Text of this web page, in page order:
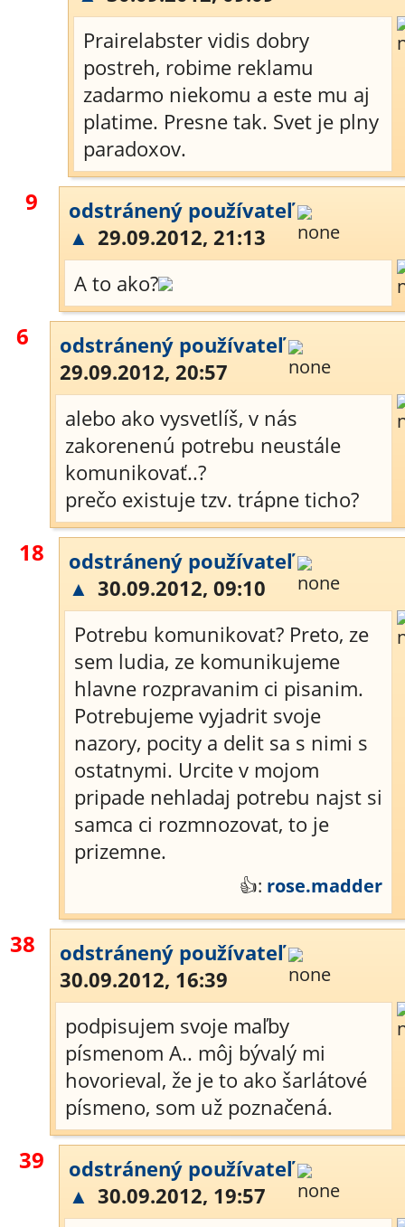
Prairelabster vidis dobry
postreh, robime reklamu
zadarmo niekomu a este mu aj
platime. Presne tak. Svet je plny
paradoxov.
9
odstránený používateľ
▲ 29.09.2012, 21:13
A to ako?
6
odstránený používateľ
29.09.2012, 20:57
alebo ako vysvetlíš, v nás
zakorenenú potrebu neustále
komunikovať..?
prečo existuje tzv. trápne ticho?
18
odstránený používateľ
▲ 30.09.2012, 09:10
Potrebu komunikovat? Preto, ze
sem ludia, ze komunikujeme
hlavne rozpravanim ci pisanim.
Potrebujeme vyjadrit svoje
nazory, pocity a delit sa s nimi s
ostatnymi. Urcite v mojom
pripade nehladaj potrebu najst si
samca ci rozmnozovat, to je
prizemne.
👍: rose.madder
38
odstránený používateľ
30.09.2012, 16:39
podpisujem svoje maľby
písmenom A.. môj bývalý mi
hovorieval, že je to ako šarlátové
písmeno, som už poznačená.
39
odstránený používateľ
▲ 30.09.2012, 19:57